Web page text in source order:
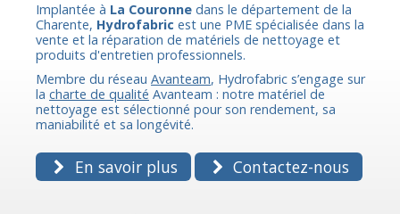
Implantée à La Couronne dans le département de la
Charente, Hydrofabric est une PME spécialisée dans la
vente et la réparation de matériels de nettoyage et
produits d'entretien professionnels.
Membre du réseau Avanteam, Hydrofabric s’engage sur
la charte de qualité Avanteam : notre matériel de
nettoyage est sélectionné pour son rendement, sa
maniabilité et sa longévité.
En savoir plus Contactez-nous